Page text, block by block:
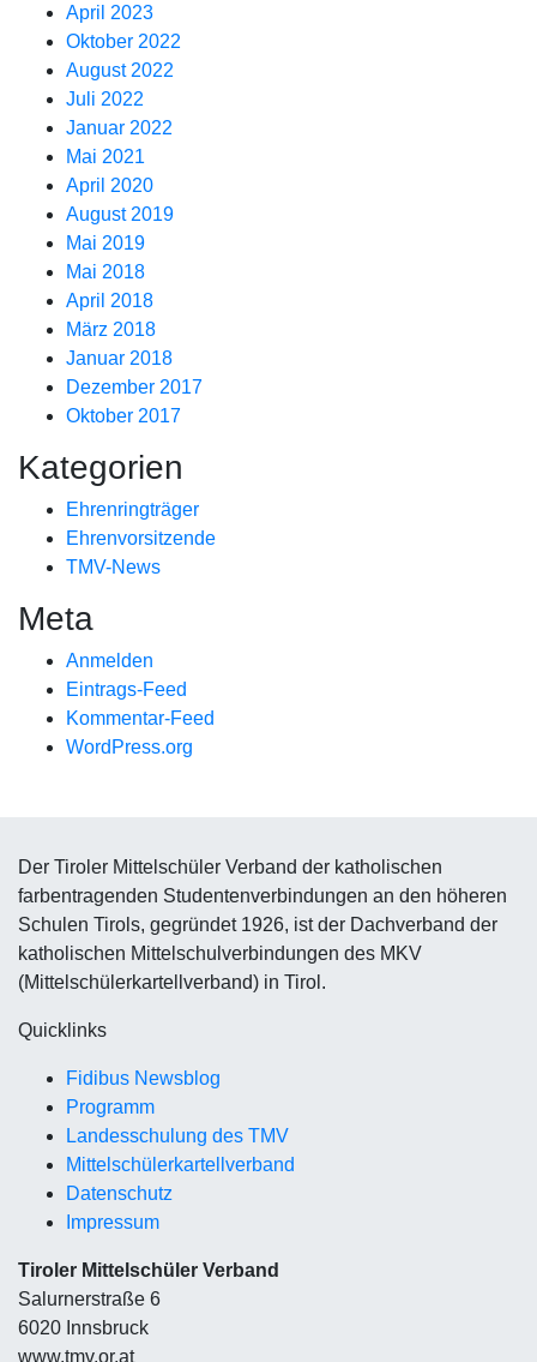
April 2023
Oktober 2022
August 2022
Juli 2022
Januar 2022
Mai 2021
April 2020
August 2019
Mai 2019
Mai 2018
April 2018
März 2018
Januar 2018
Dezember 2017
Oktober 2017
Kategorien
Ehrenringträger
Ehrenvorsitzende
TMV-News
Meta
Anmelden
Eintrags-Feed
Kommentar-Feed
WordPress.org
Der Tiroler Mittelschüler Verband der katholischen
farbentragenden Studentenverbindungen an den höheren
Schulen Tirols, gegründet 1926, ist der Dachverband der
katholischen Mittelschulverbindungen des MKV
(Mittelschülerkartellverband) in Tirol.
Quicklinks
Fidibus Newsblog
Programm
Landesschulung des TMV
Mittelschülerkartellverband
Datenschutz
Impressum
Tiroler Mittelschüler Verband
Salurnerstraße 6
6020 Innsbruck
www.tmv.or.at